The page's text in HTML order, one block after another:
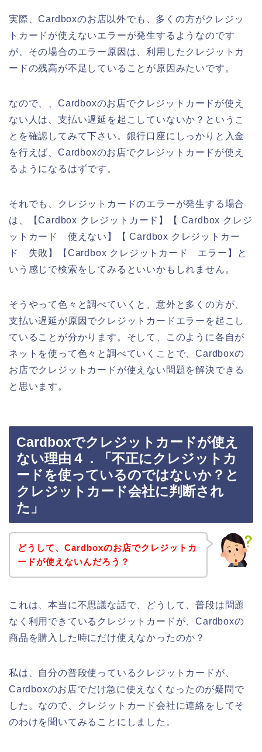
実際、Cardboxのお店以外でも、多くの方がクレジッ
トカードが使えないエラーが発生するようなのです
が、その場合のエラー原因は、利用したクレジットカ
ードの残高が不足していることが原因みたいです。
なので、、Cardboxのお店でクレジットカードが使え
ない人は、支払い遅延を起こしていないか？というこ
とを確認してみて下さい。銀行口座にしっかりと入金
を行えば、Cardboxのお店でクレジットカードが使え
るようになるはずです。
それでも、クレジットカードのエラーが発生する場合
は、【Cardbox クレジットカード】【 Cardbox クレジ
ットカード 使えない】【 Cardbox クレジットカー
ド 失敗】【Cardbox クレジットカード エラー】と
いう感じで検索をしてみるといいかもしれません。
そうやって色々と調べていくと、意外と多くの方が、
支払い遅延が原因でクレジットカードエラーを起こし
ていることが分かります。そして、このように各自が
ネットを使って色々と調べていくことで、Cardboxの
お店でクレジットカードが使えない問題を解決できる
と思います。
Cardboxでクレジットカードが使え
ない理由４．「不正にクレジットカ
ードを使っているのではないか？と
クレジットカード会社に判断され
た」
どうして、Cardboxのお店でクレジットカ
ードが使えないんだろう？
これは、本当に不思議な話で、どうして、普段は問題
なく利用できているクレジットカードが、Cardboxの
商品を購入した時にだけ使えなかったのか？
私は、自分の普段使っているクレジットカードが、
Cardboxのお店でだけ急に使えなくなったのが疑問で
した。なので、クレジットカード会社に連絡をしてそ
のわけを聞いてみることにしました。